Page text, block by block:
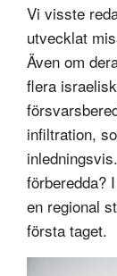
Vi visste
utvecklat
Även om
flera
infiltration,
förberedda?
en regional
första taget.